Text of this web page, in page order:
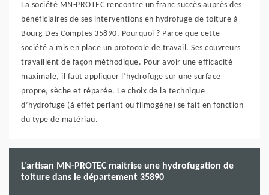
La société MN-PROTEC rencontre un franc succès auprès des
bénéficiaires de ses interventions en hydrofuge de toiture à
Bourg Des Comptes 35890. Pourquoi ? Parce que cette
société a mis en place un protocole de travail. Ses couvreurs
travaillent de façon méthodique. Pour avoir une efficacité
maximale, il faut appliquer l’hydrofuge sur une surface
propre, sèche et réparée. Le choix de la technique
d’hydrofuge (à effet perlant ou filmogène) se fait en fonction
du type de matériau.
L’artisan MN-PROTEC maitrise une hydrofugation de
toiture dans le département 35890